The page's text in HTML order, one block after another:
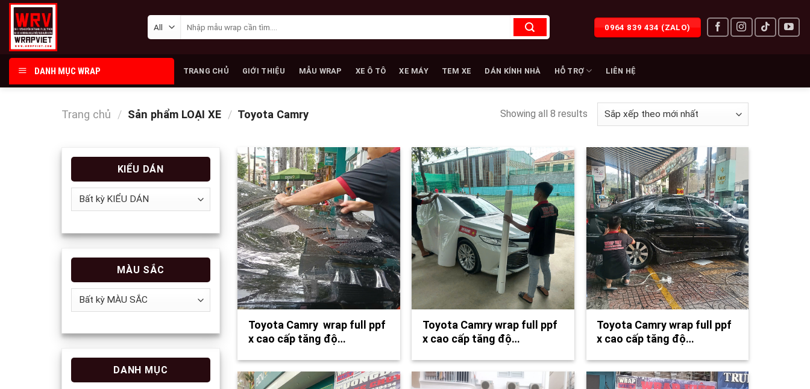
Skip
content
kiếm:
0964 839 434 (ZALO)
DANH MỤC WRAP TRANG CHỦ GIỚI THIỆU MẪU WRAP XE Ô TÔ XE MÁY TEM XE DÁN KÍNH NHÀ HỖ TRỢ LIÊN HỆ
Trang chủ / Sản phẩm LOẠI XE / Toyota Camry Showing all 8 results
KIỂU DÁN
MÀU SẮC
DANH MỤC
Toyota Camry wrap full ppf
x cao cấp tăng độ…
Toyota Camry wrap full ppf
x cao cấp tăng độ…
Toyota Camry wrap full ppf
x cao cấp tăng độ…